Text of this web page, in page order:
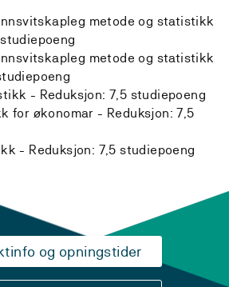
metode og statistikk
metode og statistikk
- Reduksjon: 7,5 studiepoeng
for økonomar - Reduksjon: 7,5
- Reduksjon: 7,5 studiepoeng
og opningstider